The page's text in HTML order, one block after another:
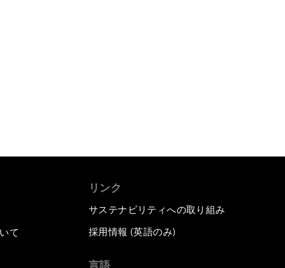
て
リンク
サステナビリティへの取り組み
採用情報 (英語のみ)
言語